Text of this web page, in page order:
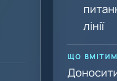
лінії
ЩО